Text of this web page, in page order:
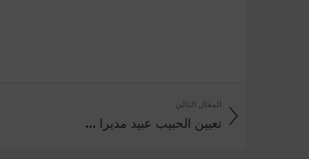
المقال التالي
تعيين الحبيب عبيد مديرا ...